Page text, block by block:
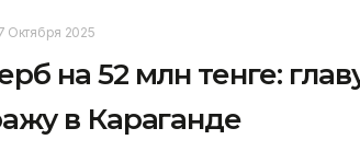
Октября 2025
на 52 млн тенге:
в Караганде